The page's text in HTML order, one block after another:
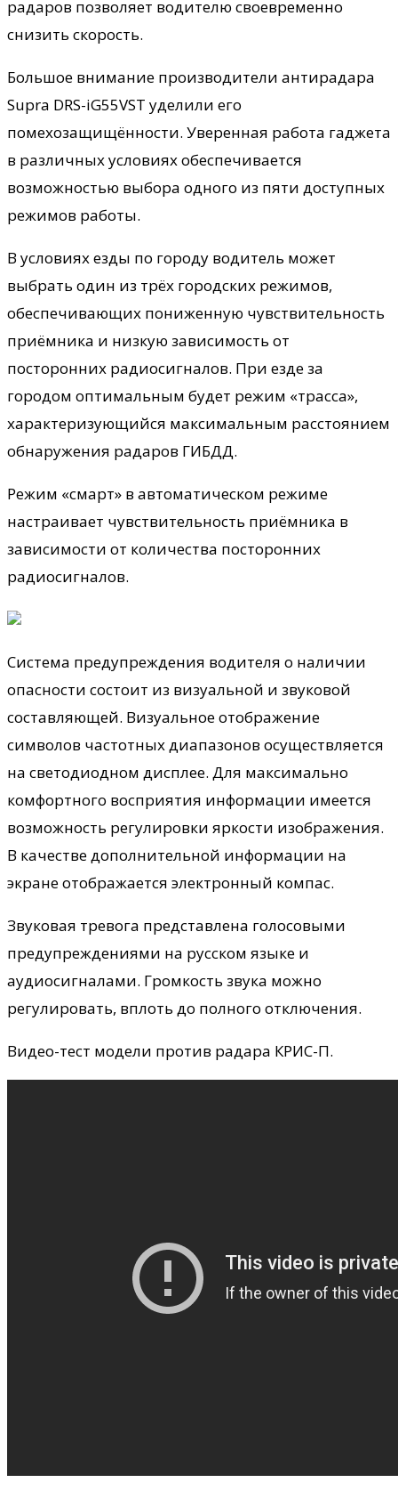
радаров позволяет водителю своевременно
снизить скорость.
Большое внимание производители антирадара
Supra DRS-iG55VST уделили его
помехозащищённости. Уверенная работа гаджета
в различных условиях обеспечивается
возможностью выбора одного из пяти доступных
режимов работы.
В условиях езды по городу водитель может
выбрать один из трёх городских режимов,
обеспечивающих пониженную чувствительность
приёмника и низкую зависимость от
посторонних радиосигналов. При езде за
городом оптимальным будет режим «трасса»,
характеризующийся максимальным расстоянием
обнаружения радаров ГИБДД.
Режим «смарт» в автоматическом режиме
настраивает чувствительность приёмника в
зависимости от количества посторонних
радиосигналов.
Система предупреждения водителя о наличии
опасности состоит из визуальной и звуковой
составляющей. Визуальное отображение
символов частотных диапазонов осуществляется
на светодиодном дисплее. Для максимально
комфортного восприятия информации имеется
возможность регулировки яркости изображения.
В качестве дополнительной информации на
экране отображается электронный компас.
Звуковая тревога представлена голосовыми
предупреждениями на русском языке и
аудиосигналами. Громкость звука можно
регулировать, вплоть до полного отключения.
Видео-тест модели против радара КРИС-П.